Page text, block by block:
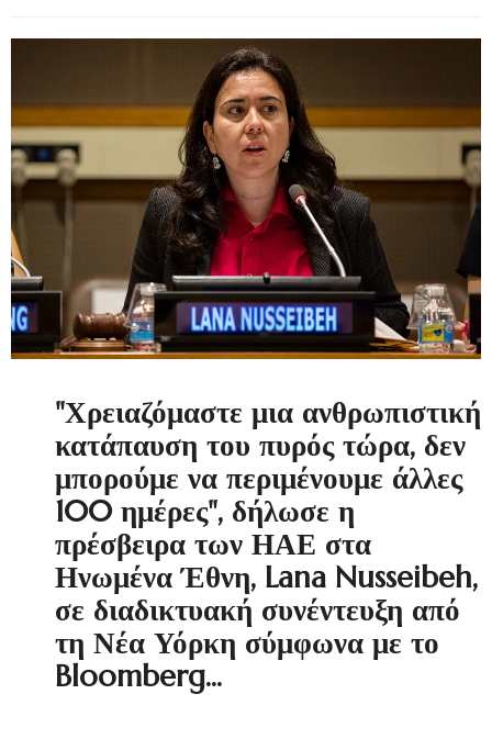
"Χρειαζόμαστε μια ανθρωπιστική
κατάπαυση του πυρός τώρα, δεν
μπορούμε να περιμένουμε άλλες
100 ημέρες", δήλωσε η
πρέσβειρα των ΗΑΕ στα
Ηνωμένα Έθνη, Lana Nusseibeh,
σε διαδικτυακή συνέντευξη από
τη Νέα Υόρκη σύμφωνα με το
Bloomberg...